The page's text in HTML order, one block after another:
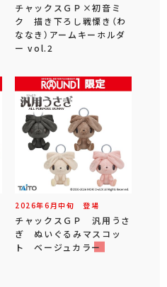
チャックスＧＰ×初音ミ
ク 描き下ろし戦慄き（わ
ななき）アームキーホルダ
ー vol.2
2026年6 月中旬 登場
チャックスＧＰ 汎用うさ
ぎ ぬいぐるみマスコッ
ト ベージュカラー